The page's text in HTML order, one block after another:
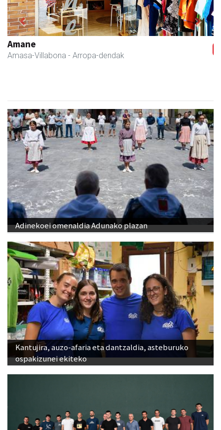
Amane
Amasa-Villabona - Arropa-dendak
Previous Next
Adinekoei omenaldia Adunako plazan
Kantujira, auzo-afaria eta dantzaldia, asteburuko
ospakizunei ekiteko